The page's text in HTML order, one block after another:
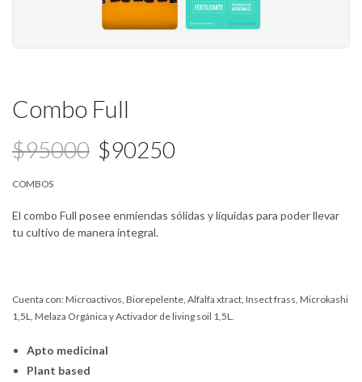
Combo Full
$95000 $90250
COMBOS
El combo Full posee enmiendas sólidas y líquidas para poder llevar
tu cultivo de manera integral.
Cuenta con: Microactivos, Biorepelente, Alfalfa xtract, Insect frass, Microkashi
1,5L, Melaza Orgánica y Activador de living soil 1,5L.
Apto medicinal
Plant based